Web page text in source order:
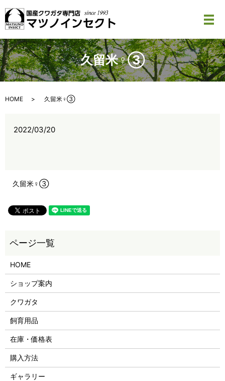
メ
久留米♀③
HOME 久留米♀③
2022/03/20
久留米♀③
HOME
ショップ案内
クワガタ
飼育用品
在庫・価格表
購入方法
ギャラリー